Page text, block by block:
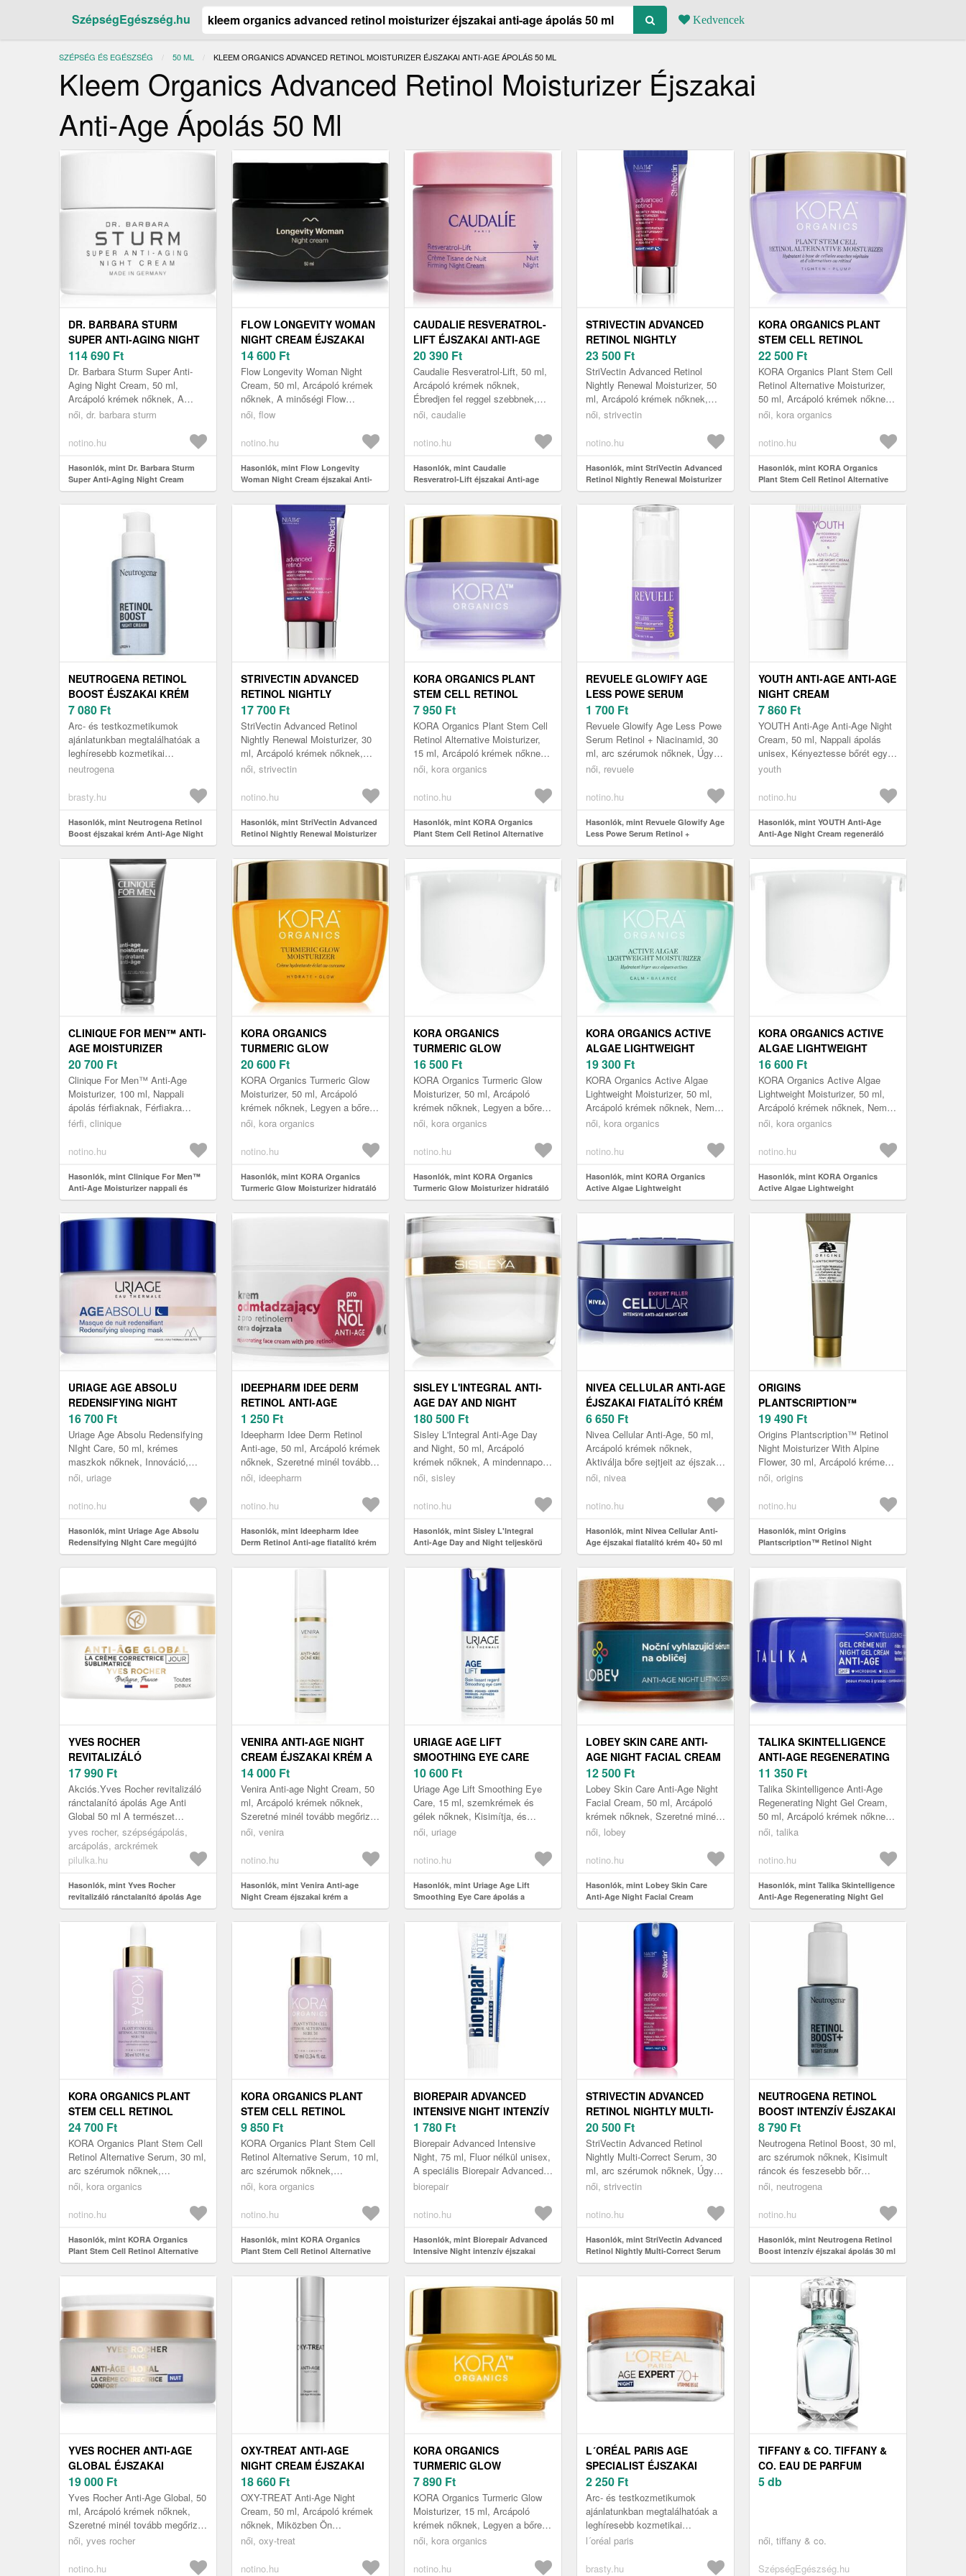
SzépségEgészség.hu Kedvencek
SZÉPSÉG ÉS EGÉSZSÉG 50 ML JELENLEGI:
KLEEM ORGANICS ADVANCED RETINOL MOISTURIZER ÉJSZAKAI ANTI-AGE ÁPOLÁS 50 ML
Kleem Organics Advanced Retinol Moisturizer Éjszakai
Anti-Age Ápolás 50 Ml
DR. BARBARA STURM
SUPER ANTI-AGING NIGHT
CREAM ÉJSZAKAI ANTI-
AGE ÁPOLÁS 50 ML
114 690 Ft
Dr. Barbara Sturm Super Anti-
Aging Night Cream, 50 ml,
Arcápoló krémek nőknek, A
minőségi Dr. Barbara Sturm
készítmény...
női, dr. barbara sturm
notino.hu
Hasonlók, mint Dr. Barbara Sturm
Super Anti-Aging Night Cream
éjszakai Anti-age ápolás 50 ml
FLOW LONGEVITY WOMAN
NIGHT CREAM ÉJSZAKAI
ANTI-AGE ÁPOLÁS
HÖLGYEKNEK 50 ML
14 600 Ft
Flow Longevity Woman Night
Cream, 50 ml, Arcápoló krémek
nőknek, A minőségi Flow
Longevity Woman Night Cream
nyújtja a...
női, flow
notino.hu
Hasonlók, mint Flow Longevity
Woman Night Cream éjszakai Anti-
age ápolás hölgyeknek 50 ml
CAUDALIE RESVERATROL-
LIFT ÉJSZAKAI ANTI-AGE
ÁPOLÁS AZ ARCBŐR
REGENERÁLÁSÁRA ÉS
MEGÚJÍTÁSÁRA 50 ML
20 390 Ft
Caudalie Resveratrol-Lift, 50 ml,
Arcápoló krémek nőknek,
Ébredjen fel reggel szebbnek,
mint ahogyan aludni ment. Hogy
női, caudalie
notino.hu
Hasonlók, mint Caudalie
Resveratrol-Lift éjszakai Anti-age
ápolás az arcbőr regenerálására és
megújítására 50 ml
STRIVECTIN ADVANCED
RETINOL NIGHTLY
RENEWAL MOISTURIZER
ÉJSZAKAI FIATALÍTÓ KRÉM
RETINOLLAL 50 ML
23 500 Ft
StriVectin Advanced Retinol
Nightly Renewal Moisturizer, 50
ml, Arcápoló krémek nőknek,
Veszít bőre a rugalmasságából
női, strivectin
notino.hu
Hasonlók, mint StriVectin Advanced
Retinol Nightly Renewal Moisturizer
éjszakai fiatalító krém retinollal 50 ml
KORA ORGANICS PLANT
STEM CELL RETINOL
ALTERNATIVE
MOISTURIZER HIDRATÁLÓ
KRÉM RETINOLLAL 50 ML
22 500 Ft
KORA Organics Plant Stem Cell
Retinol Alternative Moisturizer,
50 ml, Arcápoló krémek nőknek,
Nem szeretné alábecsülni a
női, kora organics
notino.hu
Hasonlók, mint KORA Organics
Plant Stem Cell Retinol Alternative
Moisturizer hidratáló krém retinollal
50 ml
NEUTROGENA RETINOL
BOOST ÉJSZAKAI KRÉM
ANTI-AGE NIGHT CREAM 50
ML
7 080 Ft
Arc- és testkozmetikumok
ajánlatunkban megtalálhatóak a
leghíresebb kozmetikai
márkanevek Ez a/az Neutrogena
kategóriá...
neutrogena
brasty.hu
Hasonlók, mint Neutrogena Retinol
Boost éjszakai krém Anti-Age Night
Cream 50 ml
STRIVECTIN ADVANCED
RETINOL NIGHTLY
RENEWAL MOISTURIZER
ÉJSZAKAI FIATALÍTÓ KRÉM
RETINOLLAL 30 ML
17 700 Ft
StriVectin Advanced Retinol
Nightly Renewal Moisturizer, 30
ml, Arcápoló krémek nőknek,
Veszít bőre a rugalmasságából
női, strivectin
notino.hu
Hasonlók, mint StriVectin Advanced
Retinol Nightly Renewal Moisturizer
éjszakai fiatalító krém retinollal 30 ml
KORA ORGANICS PLANT
STEM CELL RETINOL
ALTERNATIVE
MOISTURIZER HIDRATÁLÓ
KRÉM RETINOLLAL 15 ML
7 950 Ft
KORA Organics Plant Stem Cell
Retinol Alternative Moisturizer,
15 ml, Arcápoló krémek nőknek,
Nem szeretné alábecsülni a
női, kora organics
notino.hu
Hasonlók, mint KORA Organics
Plant Stem Cell Retinol Alternative
Moisturizer hidratáló krém retinollal
15 ml
REVUELE GLOWIFY AGE
LESS POWE SERUM
RETINOL + NIACINAMID
FIATALÍTÓ ÉJSZAKAI
ÁPOLÁS 30 ML
1 700 Ft
Revuele Glowify Age Less Powe
Serum Retinol + Niacinamid, 30
ml, arc szérumok nőknek, Úgy
érzi, hogy bőrének többre van
női, revuele
notino.hu
Hasonlók, mint Revuele Glowify Age
Less Powe Serum Retinol +
Niacinamid fiatalító éjszakai ápolás
30 ml
YOUTH ANTI-AGE ANTI-AGE
NIGHT CREAM
REGENERÁLÓ ÉJSZAKAI
KRÉM ÉRETT BŐRRE 50 ML
7 860 Ft
YOUTH Anti-Age Anti-Age Night
Cream, 50 ml, Nappali ápolás
unisex, Kényeztesse bőrét egy
tápláló, javító rituáléval – alvás
youth
notino.hu
Hasonlók, mint YOUTH Anti-Age
Anti-Age Night Cream regeneráló
éjszakai krém érett bőrre 50 ml
CLINIQUE FOR MEN™ ANTI-
AGE MOISTURIZER
NAPPALI ÉS ÉJSZAKAI
HIDRATÁLÓ KRÉM
RÁNCTALANÍTÓ HATÁSSAL
100 ML
20 700 Ft
Clinique For Men™ Anti-Age
Moisturizer, 100 ml, Nappali
ápolás férfiaknak, Férfiakra
szabott hidratálás A Clinique For
férfi, clinique
notino.hu
Hasonlók, mint Clinique For Men™
Anti-Age Moisturizer nappali és
éjszakai hidratáló krém ránctalanító
hatással 100 ml
KORA ORGANICS
TURMERIC GLOW
MOISTURIZER HIDRATÁLÓ
KRÉM 50 ML
20 600 Ft
KORA Organics Turmeric Glow
Moisturizer, 50 ml, Arcápoló
krémek nőknek, Legyen a bőre
ragyogó, intenzíven hidratált és
női, kora organics
notino.hu
Hasonlók, mint KORA Organics
Turmeric Glow Moisturizer hidratáló
krém 50 ml
KORA ORGANICS
TURMERIC GLOW
MOISTURIZER HIDRATÁLÓ
KRÉM 50 ML
16 500 Ft
KORA Organics Turmeric Glow
Moisturizer, 50 ml, Arcápoló
krémek nőknek, Legyen a bőre
ragyogó, intenzíven hidratált és
női, kora organics
notino.hu
Hasonlók, mint KORA Organics
Turmeric Glow Moisturizer hidratáló
krém 50 ml
KORA ORGANICS ACTIVE
ALGAE LIGHTWEIGHT
MOISTURIZER HIDRATÁLÓ
KRÉM 50 ML
19 300 Ft
KORA Organics Active Algae
Lightweight Moisturizer, 50 ml,
Arcápoló krémek nőknek, Nem
szeretné alábecsülni a
krém...
női, kora organics
notino.hu
Hasonlók, mint KORA Organics
Active Algae Lightweight
Moisturizer hidratáló krém 50 ml
KORA ORGANICS ACTIVE
ALGAE LIGHTWEIGHT
MOISTURIZER HIDRATÁLÓ
KRÉM 50 ML
16 600 Ft
KORA Organics Active Algae
Lightweight Moisturizer, 50 ml,
Arcápoló krémek nőknek, Nem
szeretné alábecsülni a
krém...
női, kora organics
notino.hu
Hasonlók, mint KORA Organics
Active Algae Lightweight
Moisturizer hidratáló krém 50 ml
URIAGE AGE ABSOLU
REDENSIFYING NIGHT
CARE MEGÚJÍTÓ ÉJSZAKAI
ÁPOLÁS A BŐRÖREGEDÉS
ELLEN 50 ML
16 700 Ft
Uriage Age Absolu Redensifying
NIght Care, 50 ml, krémes
maszkok nőknek, Innováció,
globális anti-aging maszk amely
női, uriage
notino.hu
Hasonlók, mint Uriage Age Absolu
Redensifying NIght Care megújító
éjszakai ápolás a bőröregedés ellen
50 ml
IDEEPHARM IDEE DERM
RETINOL ANTI-AGE
FIATALÍTÓ KRÉM ÉRETT
BŐRRE 50 ML
1 250 Ft
Ideepharm Idee Derm Retinol
Anti-age, 50 ml, Arcápoló krémek
nőknek, Szeretné minél tovább
megőrizni fiatalos megjelenését?
női, ideepharm
notino.hu
Hasonlók, mint Ideepharm Idee
Derm Retinol Anti-age fiatalító krém
érett bőrre 50 ml
SISLEY L'INTEGRAL ANTI-
AGE DAY AND NIGHT
TELJESKÖRŰ ÁPOLÁS A
BŐRÖREGEDÉS ELLEN 50
ML
180 500 Ft
Sisley L'Integral Anti-Age Day
and Night, 50 ml, Arcápoló
krémek nőknek, A mindennapos
stressz, a nem megfelelő
mi...
női, sisley
notino.hu
Hasonlók, mint Sisley L'Integral
Anti-Age Day and Night teljeskörű
ápolás a bőröregedés ellen 50 ml
NIVEA CELLULAR ANTI-AGE
ÉJSZAKAI FIATALÍTÓ KRÉM
40+ 50 ML
6 650 Ft
Nivea Cellular Anti-Age, 50 ml,
Arcápoló krémek nőknek,
Aktiválja bőre sejtjeit az éjszaka
folyamán! A Nivea Cellular Anti-
női, nivea
notino.hu
Hasonlók, mint Nivea Cellular Anti-
Age éjszakai fiatalító krém 40+ 50 ml
ORIGINS
PLANTSCRIPTION™
RETINOL NIGHT
MOISTURIZER WITH ALPINE
FLOWER HIDRATÁLÓ
ÉJSZAKAI KRÉM
RETINOLLAL 30 ML
19 490 Ft
Origins Plantscription™ Retinol
Night Moisturizer With Alpine
Flower, 30 ml, Arcápoló krémek
nőknek, Nem szeretné
Használ...
női, origins
notino.hu
Hasonlók, mint Origins
Plantscription™ Retinol Night
Moisturizer With Alpine Flower
hidratáló éjszakai krém retinollal 30
YVES ROCHER
REVITALIZÁLÓ
RÁNCTALANÍTÓ ÁPOLÁS
AGE ANTI GLOBAL 50 ML
17 990 Ft
Akciós.Yves Rocher revitalizáló
ránctalanító ápolás Age Anti
Global 50 ml A természet
legjobbjai a bőr öregedése ellen.
yves rocher, szépségápolás,
arcápolás, arckrémek
pilulka.hu
Hasonlók, mint Yves Rocher
revitalizáló ránctalanító ápolás Age
Anti Global 50 ml
VENIRA ANTI-AGE NIGHT
CREAM ÉJSZAKAI KRÉM A
BŐRÖREGEDÉS ELLEN 50
ML
14 000 Ft
Venira Anti-age Night Cream, 50
ml, Arcápoló krémek nőknek,
Szeretné minél tovább megőrizni
fiatalos megjelenését? Ez a
női, venira
notino.hu
Hasonlók, mint Venira Anti-age
Night Cream éjszakai krém a
bőröregedés ellen 50 ml
URIAGE AGE LIFT
SMOOTHING EYE CARE
ÁPOLÁS A SZEMKÖRÜLI
FINOM RÁNCOKRA
RETINOLLAL 15 ML
10 600 Ft
Uriage Age Lift Smoothing Eye
Care, 15 ml, szemkrémek és
gélek nőknek, Kisimítja, és
hatékonyan feszesíti akár az
Age...
női, uriage
notino.hu
Hasonlók, mint Uriage Age Lift
Smoothing Eye Care ápolás a
szemkörüli finom ráncokra retinollal
15 ml
LOBEY SKIN CARE ANTI-
AGE NIGHT FACIAL CREAM
ÉJSZAKAI BŐRNYUGTATÓ
KRÉM 50 ML
12 500 Ft
Lobey Skin Care Anti-Age Night
Facial Cream, 50 ml, Arcápoló
krémek nőknek, Szeretné minél
tovább megőrizni fiatalos
Lobe...
női, lobey
notino.hu
Hasonlók, mint Lobey Skin Care
Anti-Age Night Facial Cream
éjszakai bőrnyugtató krém 50 ml
TALIKA SKINTELLIGENCE
ANTI-AGE REGENERATING
NIGHT GEL CREAM GÉLES
KRÉM ÉJSZAKÁRA 50 ML
11 350 Ft
Talika Skintelligence Anti-Age
Regenerating Night Gel Cream,
50 ml, Arcápoló krémek nőknek,
Szeretné minél tovább megőrizni
női, talika
notino.hu
Hasonlók, mint Talika Skintelligence
Anti-Age Regenerating Night Gel
Cream géles krém éjszakára 50 ml
KORA ORGANICS PLANT
STEM CELL RETINOL
ALTERNATIVE SERUM BŐR
SZÉRUM RETINOLLAL 30
ML
24 700 Ft
KORA Organics Plant Stem Cell
Retinol Alternative Serum, 30 ml,
arc szérumok nőknek,
Ránctalanító és feszesítő
fiatalos,...
női, kora organics
notino.hu
Hasonlók, mint KORA Organics
Plant Stem Cell Retinol Alternative
Serum bőr szérum retinollal 30 ml
KORA ORGANICS PLANT
STEM CELL RETINOL
ALTERNATIVE SERUM BŐR
SZÉRUM RETINOLLAL 10
ML
9 850 Ft
KORA Organics Plant Stem Cell
Retinol Alternative Serum, 10 ml,
arc szérumok nőknek,
Ránctalanító és feszesítő
fiatalos,...
női, kora organics
notino.hu
Hasonlók, mint KORA Organics
Plant Stem Cell Retinol Alternative
Serum bőr szérum retinollal 10 ml
BIOREPAIR ADVANCED
INTENSIVE NIGHT INTENZÍV
ÉJSZAKAI ÁPOLÁS A
FOGZOMÁNC
MEGÚJÍTÁSÁRA 75 ML
1 780 Ft
Biorepair Advanced Intensive
Night, 75 ml, Fluor nélkül unisex,
A speciális Biorepair Advanced
Intensive Night ápoló tökéletesen
biorepair
notino.hu
Hasonlók, mint Biorepair Advanced
Intensive Night intenzív éjszakai
ápolás a fogzománc megújítására 75
ml
STRIVECTIN ADVANCED
RETINOL NIGHTLY MULTI-
CORRECT SERUM
REGENERÁLÓ ÉJSZAKAI
SZÉRUM REVITALIZÁLÓ
HATÁSSAL RETINOLLAL 30
ML
20 500 Ft
StriVectin Advanced Retinol
Nightly Multi-Correct Serum, 30
ml, arc szérumok nőknek, Úgy
érzi, hogy bőrének többre van
női, strivectin
notino.hu
Hasonlók, mint StriVectin Advanced
Retinol Nightly Multi-Correct Serum
regeneráló éjszakai szérum
revitalizáló hatással retinollal 30 ml
NEUTROGENA RETINOL
BOOST INTENZÍV ÉJSZAKAI
ÁPOLÁS 30 ML
8 790 Ft
Neutrogena Retinol Boost, 30 ml,
arc szérumok nőknek, Kisimult
ráncok és feszesebb bőr
mindössze 8 hét alatt Még a
megszaba...
női, neutrogena
notino.hu
Hasonlók, mint Neutrogena Retinol
Boost intenzív éjszakai ápolás 30 ml
YVES ROCHER ANTI-AGE
GLOBAL ÉJSZAKAI
REGENERÁLÓ KRÉM A
RÁNCOK ELLEN 50 ML
19 000 Ft
Yves Rocher Anti-Age Global, 50
ml, Arcápoló krémek nőknek,
Szeretné minél tovább megőrizni
fiatalos megjelenését? Ez a
női, yves rocher
notino.hu
OXY-TREAT ANTI-AGE
NIGHT CREAM ÉJSZAKAI
KRÉM A BŐRÖREGEDÉS
ELLEN 50 ML
18 660 Ft
OXY-TREAT Anti-Age Night
Cream, 50 ml, Arcápoló krémek
nőknek, Miközben Ön
zavartalanul alszik, az OXY-
arckrém szorgosan do...
női, oxy-treat
notino.hu
KORA ORGANICS
TURMERIC GLOW
MOISTURIZER HIDRATÁLÓ
KRÉM 15 ML
7 890 Ft
KORA Organics Turmeric Glow
Moisturizer, 15 ml, Arcápoló
krémek nőknek, Legyen a bőre
ragyogó, intenzíven hidratált és
női, kora organics
notino.hu
L´ORÉAL PARIS AGE
SPECIALIST ÉJSZAKAI
KRÉM 70+ NOURISHING
ANTI-WRINKE NIGHT
CREAM 50 ML
2 250 Ft
Arc- és testkozmetikumok
ajánlatunkban megtalálhatóak a
leghíresebb kozmetikai
márkanevek Ez a/az L´Oréal
arckrémek kategó...
l´oréal paris
brasty.hu
TIFFANY & CO. TIFFANY &
CO. EAU DE PARFUM
HÖLGYEKNEK 30 ML
5 db
női, tiffany & co.
SzépségEgészség.hu